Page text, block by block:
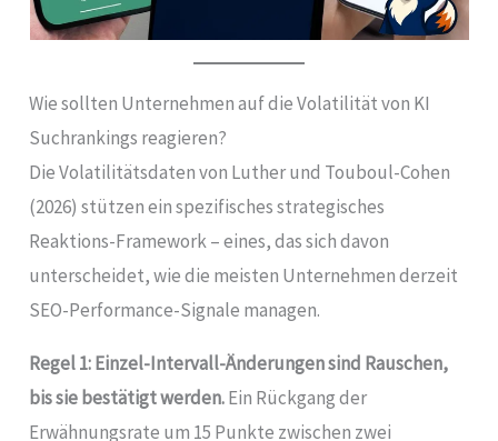
Wie sollten Unternehmen auf die Volatilität von KI
Suchrankings reagieren?
Die Volatilitätsdaten von Luther und Touboul-Cohen
(2026) stützen ein spezifisches strategisches
Reaktions-Framework – eines, das sich davon
unterscheidet, wie die meisten Unternehmen derzeit
SEO-Performance-Signale managen.
Regel 1: Einzel-Intervall-Änderungen sind Rauschen,
bis sie bestätigt werden.Ein Rückgang der
Erwähnungsrate um 15 Punkte zwischen zwei